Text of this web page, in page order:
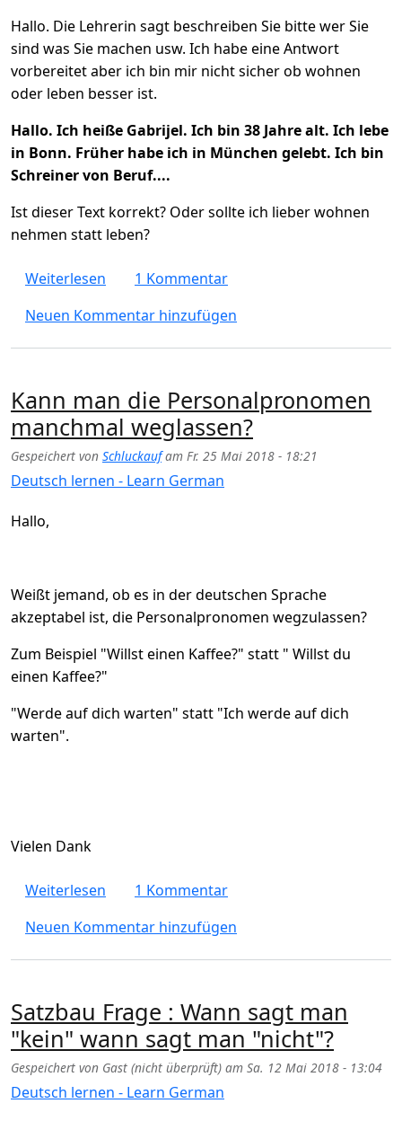
Hallo. Die Lehrerin sagt beschreiben Sie bitte wer Sie
sind was Sie machen usw. Ich habe eine Antwort
vorbereitet aber ich bin mir nicht sicher ob wohnen
oder leben besser ist.
Hallo. Ich heiße Gabrijel. Ich bin 38 Jahre alt. Ich lebe
in Bonn. Früher habe ich in München gelebt. Ich bin
Schreiner von Beruf....
Ist dieser Text korrekt? Oder sollte ich lieber wohnen
nehmen statt leben?
Weiterlesen über Ich lebe in Bonn oder ich wohne in
1 Kommentar
Neuen Kommentar hinzufügen
Kann man die Personalpronomen
manchmal weglassen?
Gespeichert von Schluckaufam Fr. 25 Mai 2018 - 18:21
Deutsch lernen - Learn German
Hallo,
Weißt jemand, ob es in der deutschen Sprache
akzeptabel ist, die Personalpronomen wegzulassen?
Zum Beispiel "Willst einen Kaffee?" statt " Willst du
einen Kaffee?"
"Werde auf dich warten" statt "Ich werde auf dich
warten".
Vielen Dank
Weiterlesen über Kann man die Personalpronomen
1 Kommentar
Neuen Kommentar hinzufügen
Satzbau Frage : Wann sagt man
"kein" wann sagt man "nicht"?
Gespeichert von Gast (nicht überprüft) am Sa. 12 Mai 2018 - 13:04
Deutsch lernen - Learn German